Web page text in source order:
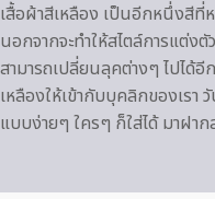
เสื้อผ้าสีเหลือง เป็นอีกหนึ่งสีที่
นอกจากจะทำให้สไตล์การแต่งตั
สามารถเปลี่ยนลุคต่างๆ ไปได้อี
เหลืองให้เข้ากับบุคลิกของเรา
แบบง่ายๆ ใครๆ ก็ใส่ได้ มาฝ